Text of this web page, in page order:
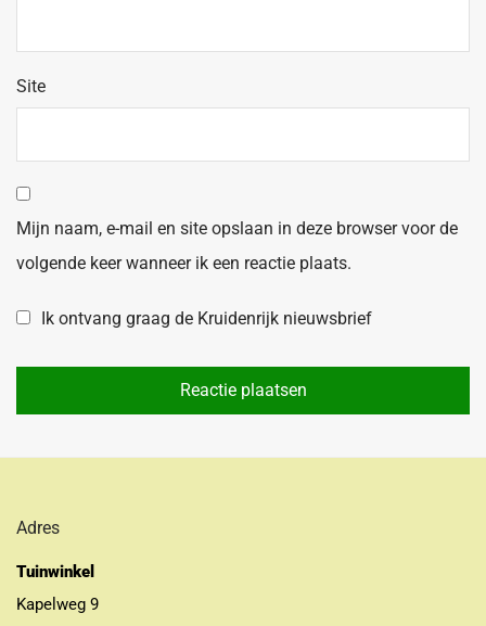
Site
Mijn naam, e-mail en site opslaan in deze browser voor de
volgende keer wanneer ik een reactie plaats.
Ik ontvang graag de Kruidenrijk nieuwsbrief
Adres
Tuinwinkel
Kapelweg 9